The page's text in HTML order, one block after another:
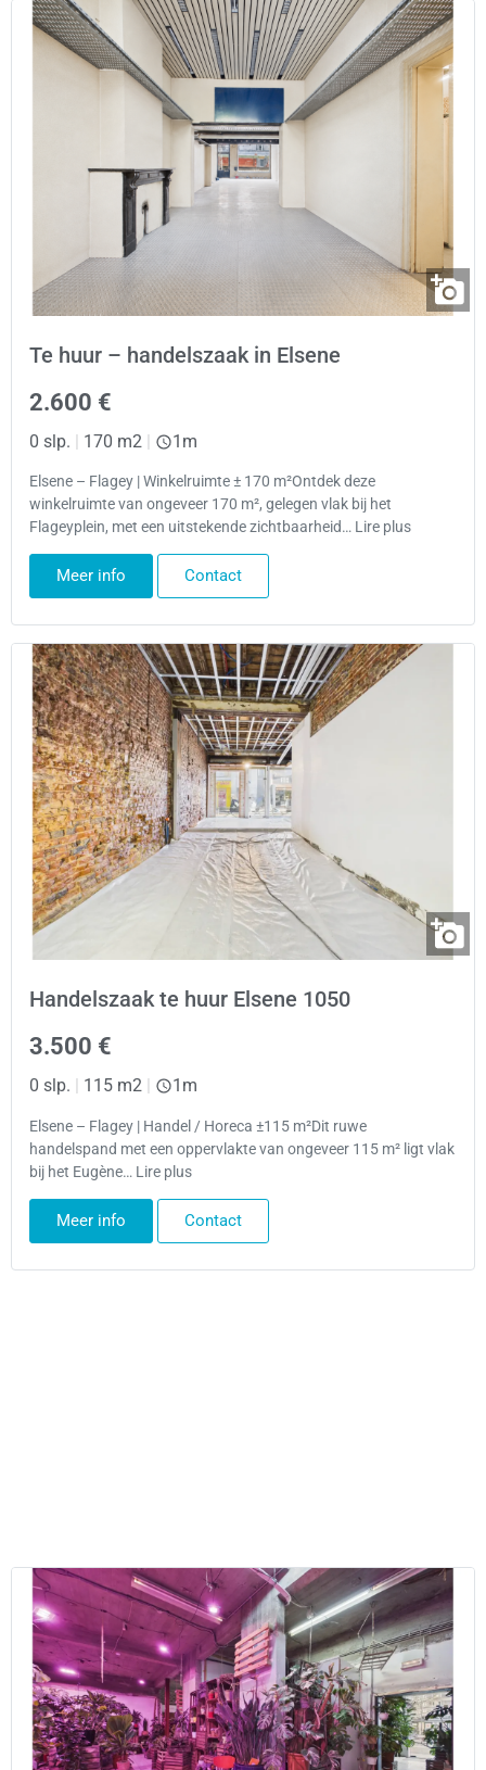
Te huur – handelszaak in Elsene
2.600 €
0 slp. | 170 m2 | 1m
Elsene – Flagey | Winkelruimte ± 170 m²Ontdek deze
winkelruimte van ongeveer 170 m², gelegen vlak bij het
Flageyplein, met een uitstekende zichtbaarheid… Lire plus
Meer info Contact
Handelszaak te huur Elsene 1050
3.500 €
0 slp. 115 m2 1m
Elsene – Flagey | Handel / Horeca ±115 m²Dit ruwe
handelspand met een oppervlakte van ongeveer 115 m² ligt vlak
bij het Eugène… Lire plus
Meer info Contact